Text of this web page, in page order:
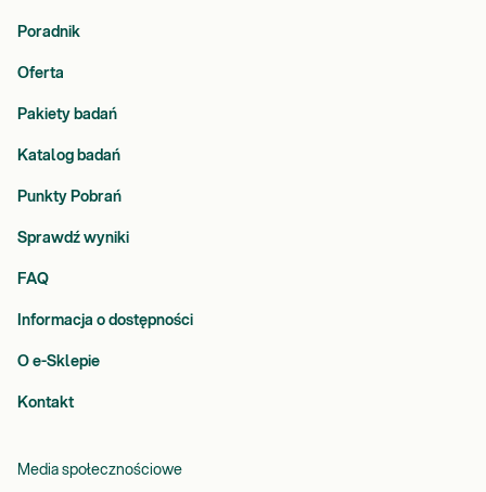
Poradnik
Oferta
Pakiety badań
Katalog badań
Punkty Pobrań
Sprawdź wyniki
FAQ
Informacja o dostępności
O e-Sklepie
Kontakt
Media społecznościowe